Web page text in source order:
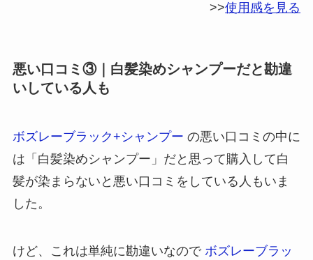
>>使用感を見る
悪い口コミ③｜白髪染めシャンプーだと勘違
いしている人も
ボズレーブラック+シャンプー の悪い口コミの中に
は「白髪染めシャンプー」だと思って購入して白
髪が染まらないと悪い口コミをしている人もいま
した。
けど、これは単純に勘違いなので ボズレーブラッ